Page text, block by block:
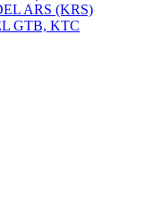
ARS (KRS)
GTB, KTC